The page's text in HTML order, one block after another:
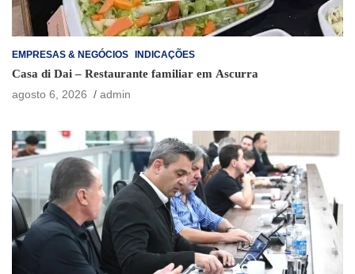
EMPRESAS & NEGÓCIOS INDICAÇÕES
Casa di Dai – Restaurante familiar em Ascurra
agosto 6, 2026
admin